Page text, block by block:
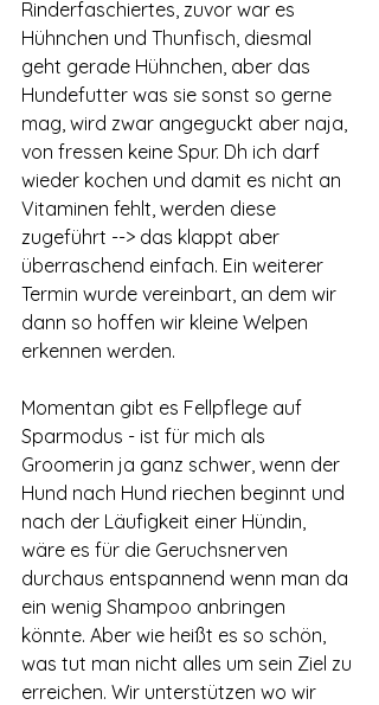
Rinderfaschiertes, zuvor war es
Hühnchen und Thunfisch, diesmal
geht gerade Hühnchen, aber das
Hundefutter was sie sonst so gerne
mag, wird zwar angeguckt aber naja,
von fressen keine Spur. Dh ich darf
wieder kochen und damit es nicht an
Vitaminen fehlt, werden diese
zugeführt --> das klappt aber
überraschend einfach. Ein weiterer
Termin wurde vereinbart, an dem wir
dann so hoffen wir kleine Welpen
erkennen werden.
Momentan gibt es Fellpflege auf
Sparmodus - ist für mich als
Groomerin ja ganz schwer, wenn der
Hund nach Hund riechen beginnt und
nach der Läufigkeit einer Hündin,
wäre es für die Geruchsnerven
durchaus entspannend wenn man da
ein wenig Shampoo anbringen
könnte. Aber wie heißt es so schön,
was tut man nicht alles um sein Ziel zu
erreichen. Wir unterstützen wo wir